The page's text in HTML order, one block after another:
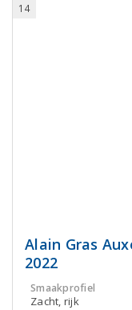
14
Alain Gras
2022
Smaakprofiel
Zacht, rijk